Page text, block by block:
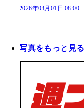
2026年08月01日 08:00
写真をもっと見る